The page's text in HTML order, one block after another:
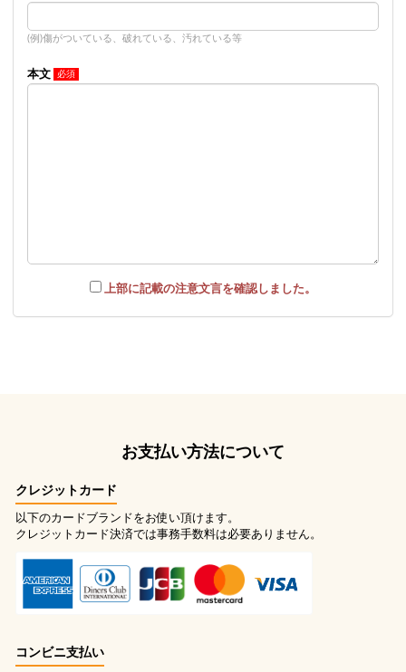
(例)傷がついている、破れている、汚れている等
本文
上部に記載の注意文言を確認しました。
お支払い方法について
クレジットカード
以下のカードブランドをお使い頂けます。
クレジットカード決済では事務手数料は必要ありません。
コンビニ支払い